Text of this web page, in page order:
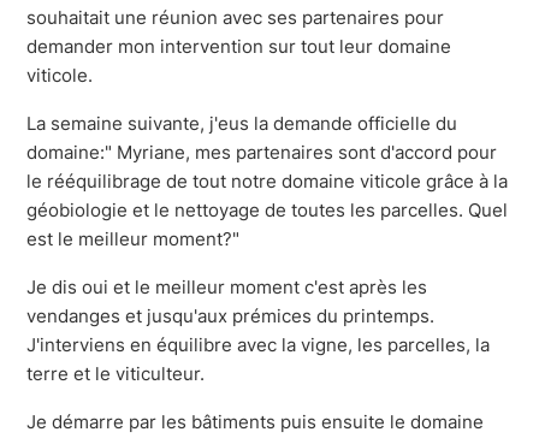
souhaitait une réunion avec ses partenaires pour
demander mon intervention sur tout leur domaine
viticole.
La semaine suivante, j'eus la demande officielle du
domaine:" Myriane, mes partenaires sont d'accord pour
le rééquilibrage de tout notre domaine viticole grâce à la
géobiologie et le nettoyage de toutes les parcelles. Quel
est le meilleur moment?"
Je dis oui et le meilleur moment c'est après les
vendanges et jusqu'aux prémices du printemps.
J'interviens en équilibre avec la vigne, les parcelles, la
terre et le viticulteur.
Je démarre par les bâtiments puis ensuite le domaine